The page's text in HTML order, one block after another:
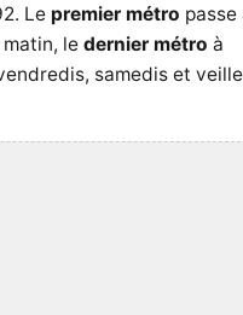
Le premier métro passe
matin, le dernier métro à
samedis et